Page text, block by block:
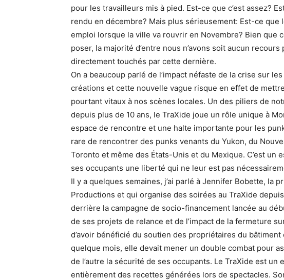
pour les travailleurs mis à pied. Est-ce que c’est assez?
rendu en décembre? Mais plus sérieusement: Est-ce
emploi lorsque la ville va rouvrir en Novembre? Bien que
poser, la majorité d’entre nous n’avons soit aucun
directement touchés par cette dernière.
On a beaucoup parlé de l’impact néfaste de la crise sur
créations et cette nouvelle vague risque en effet de
pourtant vitaux à nos scènes locales. Un des piliers de
depuis plus de 10 ans, le TraXide joue un rôle unique à
espace de rencontre et une halte importante pour les
rare de rencontrer des punks venants du Yukon, du
Toronto et même des États-Unis et du Mexique. C’est un
ses occupants une liberté qui ne leur est pas
Il y a quelques semaines, j’ai parlé à Jennifer Bobette, la
Productions et qui organise des soirées au TraXide
derrière la campagne de socio-financement lancée au
de ses projets de relance et de l’impact de la fermeture
d’avoir bénéficié du soutien des propriétaires du
quelque mois, elle devait mener un double combat pour
de l’autre la sécurité de ses occupants. Le TraXide est
entièrement des recettes générées lors de spectacles.